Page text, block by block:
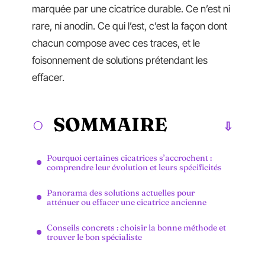
marquée par une cicatrice durable. Ce n’est ni
rare, ni anodin. Ce qui l’est, c’est la façon dont
chacun compose avec ces traces, et le
foisonnement de solutions prétendant les
effacer.
SOMMAIRE
Pourquoi certaines cicatrices s’accrochent :
comprendre leur évolution et leurs spécificités
Panorama des solutions actuelles pour
atténuer ou effacer une cicatrice ancienne
Conseils concrets : choisir la bonne méthode et
trouver le bon spécialiste